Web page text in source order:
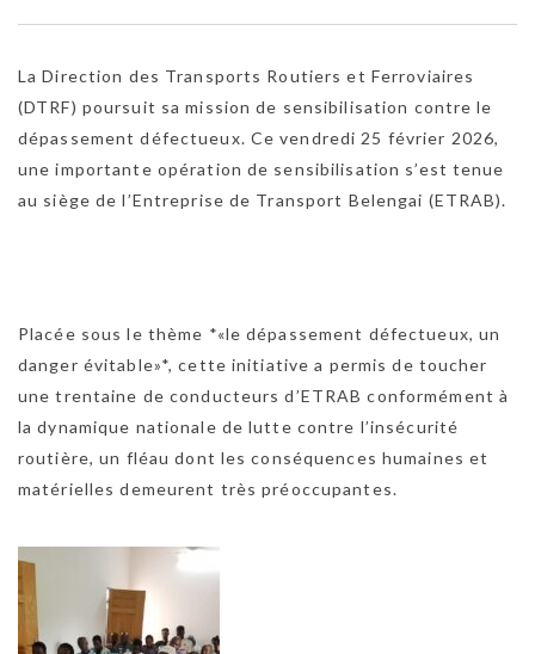
La Direction des Transports Routiers et Ferroviaires
(DTRF) poursuit sa mission de sensibilisation contre le
dépassement défectueux. Ce vendredi 25 février 2026,
une importante opération de sensibilisation s’est tenue
au siège de l’Entreprise de Transport Belengai (ETRAB).
Placée sous le thème *«le dépassement défectueux, un
danger évitable»*, cette initiative a permis de toucher
une trentaine de conducteurs d’ETRAB conformément à
la dynamique nationale de lutte contre l’insécurité
routière, un fléau dont les conséquences humaines et
matérielles demeurent très préoccupantes.